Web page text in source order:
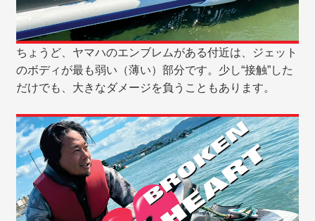
ちょうど、ヤマハのエンブレムがある付近は、ジェット
のボディが最も弱い（薄い）部分です。少し“接触”した
だけでも、大きなダメージを負うこともあります。